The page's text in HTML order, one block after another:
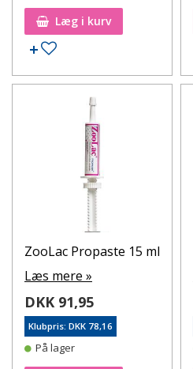
Læg i kurv
Tilføj til ønskeseddel
ZooLac Propaste 15 ml
Læs mere »
DKK 91,95
Klubpris: DKK 78,16
På lager